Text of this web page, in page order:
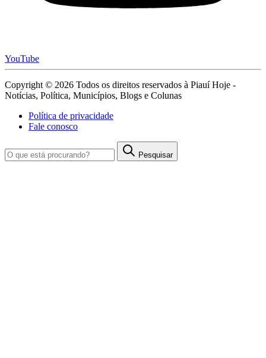
YouTube
Copyright © 2026 Todos os direitos reservados à Piauí Hoje -
Notícias, Política, Municípios, Blogs e Colunas
Política de privacidade
Fale conosco
Pesquisar